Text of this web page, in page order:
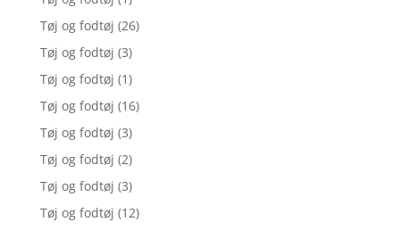
Tøj og fodtøj (26)
Tøj og fodtøj (3)
Tøj og fodtøj (1)
Tøj og fodtøj (16)
Tøj og fodtøj (3)
Tøj og fodtøj (2)
Tøj og fodtøj (3)
Tøj og fodtøj (12)